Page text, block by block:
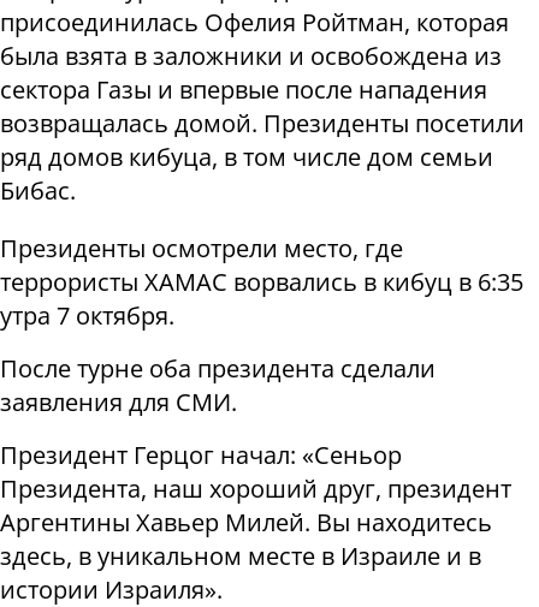
присоединилась Офелия Ройтман, которая
была взята в заложники и освобождена из
сектора Газы и впервые после нападения
возвращалась домой. Президенты посетили
ряд домов кибуца, в том числе дом семьи
Бибас.
Президенты осмотрели место, где
террористы ХАМАС ворвались в кибуц в 6:35
утра 7 октября.
После турне оба президента сделали
заявления для СМИ.
Президент Герцог начал: «Сеньор
Президента, наш хороший друг, президент
Аргентины Хавьер Милей. Вы находитесь
здесь, в уникальном месте в Израиле и в
истории Израиля».